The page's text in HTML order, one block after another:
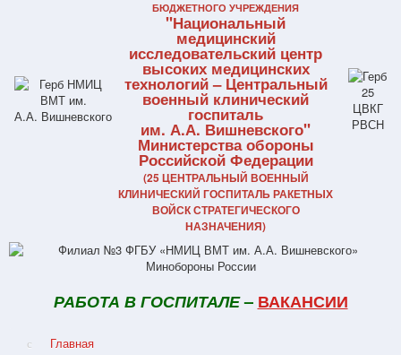
БЮДЖЕТНОГО УЧРЕЖДЕНИЯ
"Национальный
медицинский
исследовательский центр
высоких медицинских
технологий – Центральный
военный клинический
госпиталь
им. А.А. Вишневского"
Министерства обороны
Российской Федерации
(25 ЦЕНТРАЛЬНЫЙ ВОЕННЫЙ
КЛИНИЧЕСКИЙ ГОСПИТАЛЬ РАКЕТНЫХ
ВОЙСК СТРАТЕГИЧЕСКОГО
НАЗНАЧЕНИЯ)
РАБОТА В ГОСПИТАЛЕ– ВАКАНСИИ
Главная